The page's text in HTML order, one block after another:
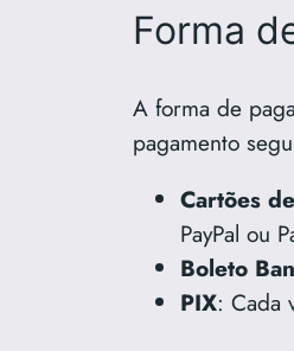
Forma
A forma de
pagamento
Cartões
PayPal ou
Boleto
PIX: Cada